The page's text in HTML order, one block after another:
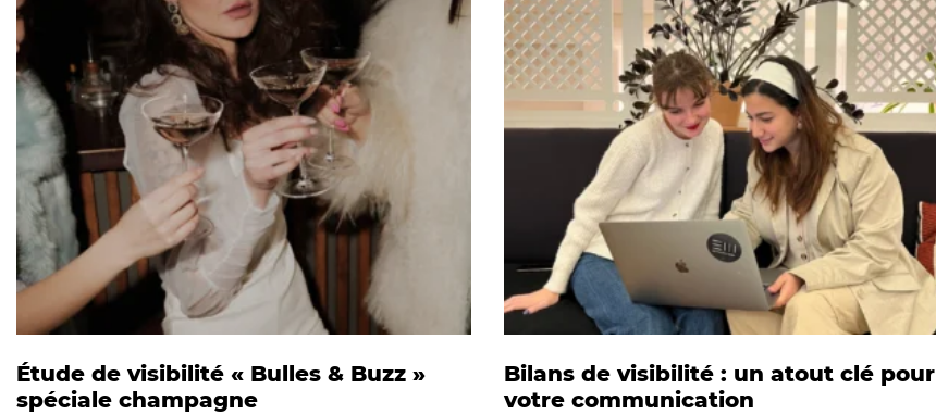
Étude de visibilité « Bulles & Buzz »
spéciale champagne
Bilans de visibilité : un atout clé pour
votre communication